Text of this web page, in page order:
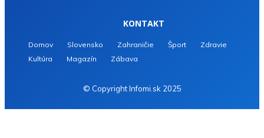
KONTAKT
Domov Slovensko Zahraničie Šport
Zdravie
Kultúra
Magazín Zábava
© Copyright Infomi.sk 2025